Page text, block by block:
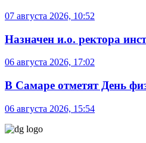
07 августа 2026, 10:52
Назначен и.о. ректора
06 августа 2026, 17:02
В Самаре отметят День
06 августа 2026, 15:54